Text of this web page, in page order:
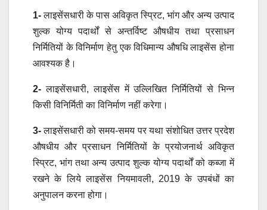
1-लाइसेंसधारी के पास अविकृत स्प्रिट, भांग और अन्य उत्पाद
शुल्क योग्य पदार्थों से अन्तर्विष्ट औषधीय तथा प्रसाधन
निर्मितियों के विनिर्माण हेतु एक विधिमान्य औषधि लाइसेंस होना
आवश्यक है।
2- लाइसेंसधारी, लाइसेंस में उल्लिखित निर्मितियों से भिन्न
किसी विनिर्मिती का विनिर्माण नहीं करेगा।
3-लाइसेंसधारी को समय-समय पर यथा संशोधित उत्तर प्रदेश
औषधीय और प्रसाधन निर्मितियों के प्रयोजनार्थ अविकृत
स्प्रिट, भांग तथा अन्य उत्पाद शुल्क योग्य पदार्थों को कब्जा में
रखने के लिये लाइसेंस नियमावली, 2019 के उपबंधों का
अनुपालन करना होगा।